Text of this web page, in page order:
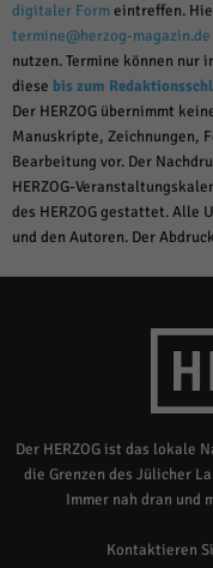
digitaler Formeintreffen.
termine@herzog-magazin.de
nutzen. Termine können nur
diese bis zum
Der HERZOG übernimmt
Manuskripte, Zeichnungen,
Bearbeitung vor. Der
HERZOG-
des HERZOG gestattet. Alle
und den Autoren. Der
Der HERZOG ist das lokale
die Grenzen des Jülicher
Immer nah dran und
Kontaktieren